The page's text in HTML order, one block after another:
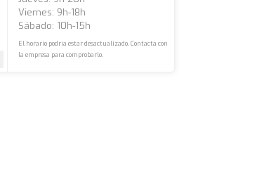
Viernes: 9h-18h
Sábado: 10h-15h
El horario podría estar desactualizado. Contacta con
la empresa para comprobarlo.